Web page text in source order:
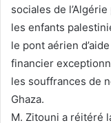
sociales de
les enfants
le pont aérien
financier
les souffrances de
Ghaza.
M. Zitouni a réitéré